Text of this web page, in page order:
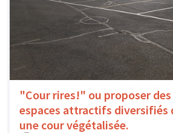
"Cour rires!" ou proposer des
espaces attractifs diversifiés
une cour végétalisée.